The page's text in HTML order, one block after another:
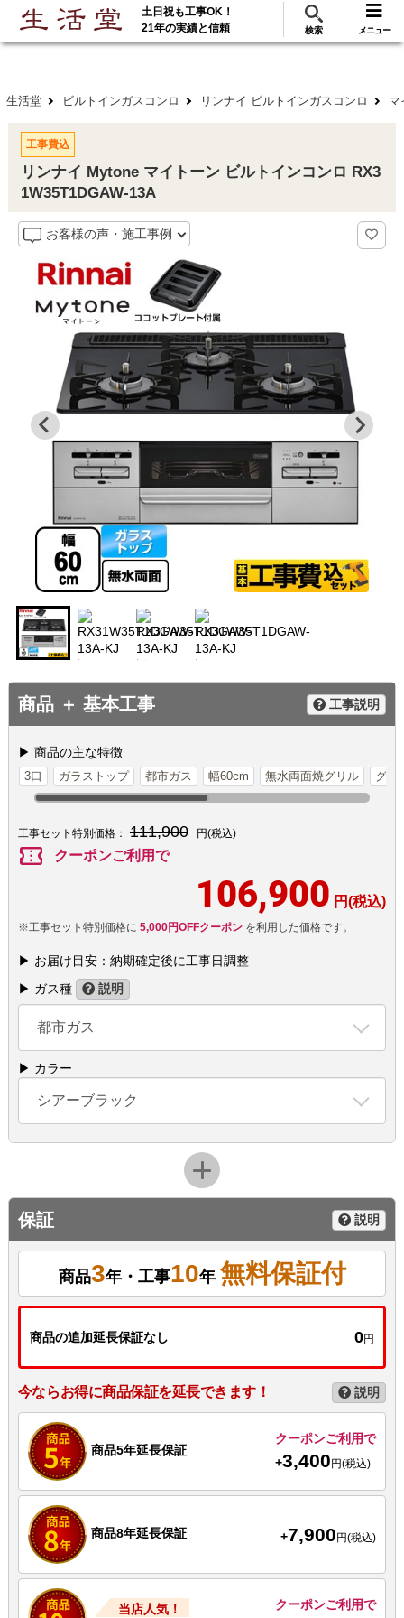
ご利用 288万･工事実績117万件! 無料見積
土日祝も工事OK！
21年の実績と信頼
検索 メニュー
生活堂 ビルトインガスコンロ リンナイ ビルトインガスコンロ マ
工事費込
リンナイ Mytone マイトーン ビルトインコンロ RX3
1W35T1DGAW-13A
お客様の声・施工事例
商品 ＋ 基本工事 工事説明
▶ 商品の主な特徴
3口 ガラストップ 都市ガス 幅60cm 無水両面焼グリル グリ
工事セット特別価格： 111,900 円(税込)
confirmation_number クーポンご利用で
106,900 円(税込)
※工事セット特別価格に 5,000円OFFクーポンを利用した価格です。
▶ お届け目安：納期確定後に工事日調整
▶ ガス種
説明
都市ガス
▶ カラー
シアーブラック
保証 説明
商品3年・工事10年 無料保証付
商品の追加延長保証なし 0円
今ならお得に商品保証を延長できます！ 説明
商品5年延長保証
クーポンご利用で
+3,400円(税込)
商品8年延長保証 +7,900 円(税込)
当店人気！ クーポンご利用で